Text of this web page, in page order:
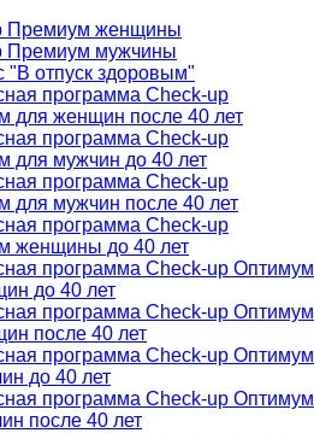
Премиум женщины
Премиум мужчины
"В отпуск здоровым"
программа Check-up
для женщин после 40 лет
программа Check-up
для мужчин до 40 лет
программа Check-up
для мужчин после 40 лет
программа Check-up
женщины до 40 лет
программа Check-up Оптимум
до 40 лет
программа Check-up Оптимум
после 40 лет
программа Check-up Оптимум
до 40 лет
программа Check-up Оптимум
после 40 лет